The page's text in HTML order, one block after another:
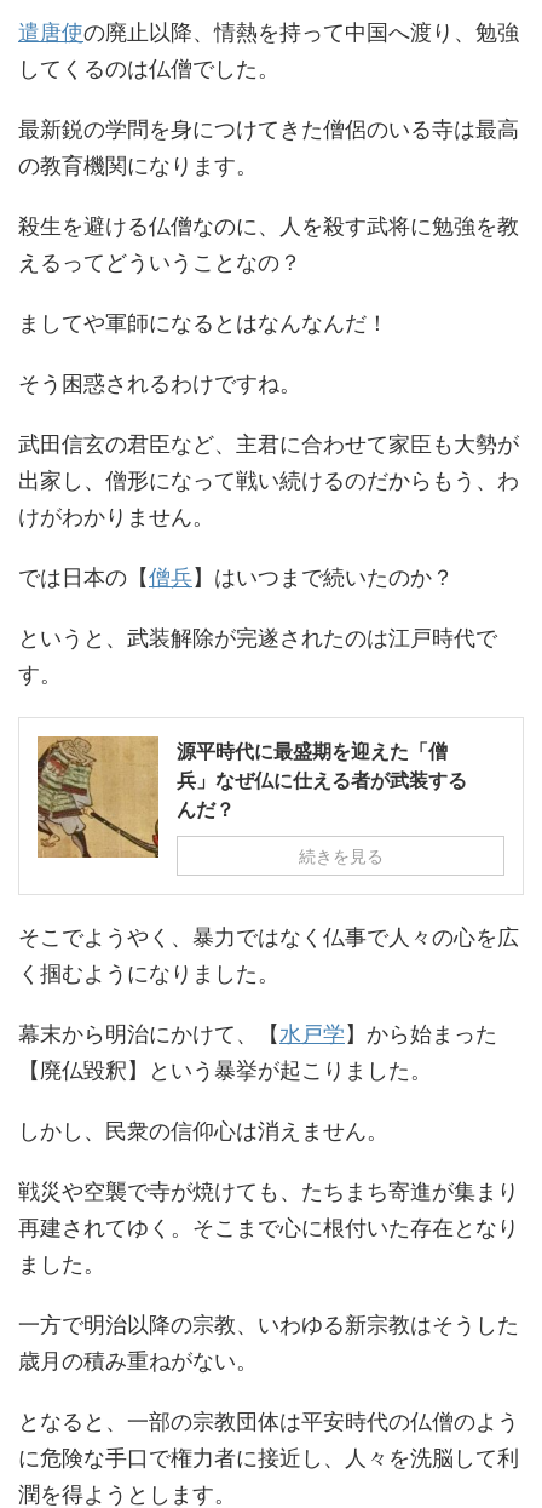
遣唐使の廃止以降、情熱を持って中国へ渡り、勉強
してくるのは仏僧でした。
最新鋭の学問を身につけてきた僧侶のいる寺は最高
の教育機関になります。
殺生を避ける仏僧なのに、人を殺す武将に勉強を教
えるってどういうことなの？
ましてや軍師になるとはなんなんだ！
そう困惑されるわけですね。
武田信玄の君臣など、主君に合わせて家臣も大勢が
出家し、僧形になって戦い続けるのだからもう、わ
けがわかりません。
では日本の【僧兵】はいつまで続いたのか？
というと、武装解除が完遂されたのは江戸時代で
す。
源平時代に最盛期を迎えた「僧
兵」なぜ仏に仕える者が武装する
んだ？
続きを見る
そこでようやく、暴力ではなく仏事で人々の心を広
く掴むようになりました。
幕末から明治にかけて、【水戸学】から始まった
【廃仏毀釈】という暴挙が起こりました。
しかし、民衆の信仰心は消えません。
戦災や空襲で寺が焼けても、たちまち寄進が集まり
再建されてゆく。そこまで心に根付いた存在となり
ました。
一方で明治以降の宗教、いわゆる新宗教はそうした
歳月の積み重ねがない。
となると、一部の宗教団体は平安時代の仏僧のよう
に危険な手口で権力者に接近し、人々を洗脳して利
潤を得ようとします。